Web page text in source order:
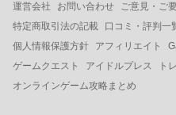
運営会社 お問い合わせ ご意見・ご
特定商取引法の記載
口コミ・評判一
個人情報保護方針
アフィリエイト
ゲームクエスト
アイドルプレス
ト
オンラインゲーム攻略まとめ